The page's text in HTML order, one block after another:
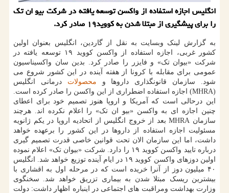
انگلیس اجازه استفاده از واكسن توسعه یافته در شركت بیو ان تك
را برای پیشگیری از مبتلا شدن به كووید۱۹ صادر كرد.
به گزارش لینک وبسایت به نقل از گاردین، انگلیس بعنوان اولین
کشور غربی، اجازه استفاده از واکسن کووید ۱۹ توسعه یافته در
شرکت «بیوان تک» و فایزر را صادر کرد. بدین سان واکسیناسیون
عمومی برای مقابله با کرونا از هفته آینده در این کشور شروع می
شود. سازمان قانونگذاری داروها و محصولات درمانی انگلیس
(MHRA) اجازه استفاده اضطراری از این واکسن را صادر کرده است.
این درحالی است که آمریکا و اروپا هنوز تصمیم خود برای اعطای
چنین اجازه ای به واکسن «بیو ان تک» را اعلام نکرده اند. هرچند
سازمان MHRA بعد از خروج انگلیس از اتحادیه اروپا در یکم ژانویه
مسئولیت اجازه استفاده از داروها در این کشور را برعهده خواهد
داشت، اما این سازمان الان تحت قوانین خاصی قدرت تصمیم گیری
درباره تایید واکسن کووید ۱۹ را دارد. شرکت «بیوان تک» اعلام نموده
اولین دوزهای واکسن کووید ۱۹ در ایام آینده توزیع خواهد شد. انگلیس
۴۰ میلیون دوز از آنرا خریده است که در مرحله اول به اقشاری با
بیشترین ریسک مبتلا شدن به بیماری تزریق خواهد شد. سخنگوی
وزارت بهداشت ومراقبت های اجتماعی در اینباره اظهار داشت: دولت